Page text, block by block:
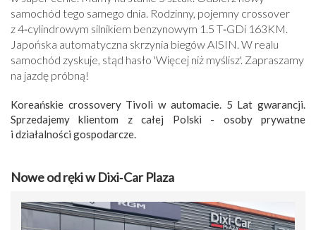
samochód tego samego dnia. Rodzinny, pojemny crossover
z 4‑cylindrowym silnikiem benzynowym 1.5 T‑GDi 163KM.
Japońska automatyczna skrzynia biegów AISIN. W realu
samochód zyskuje, stąd hasło 'Więcej niż myślisz'. Zapraszamy
na jazdę próbną!
Koreańskie crossovery Tivoli w automacie. 5 Lat gwarancji.
Sprzedajemy klientom z całej Polski - osoby prywatne
i działalności gospodarcze.
Nowe od ręki w Dixi‑Car Plaza